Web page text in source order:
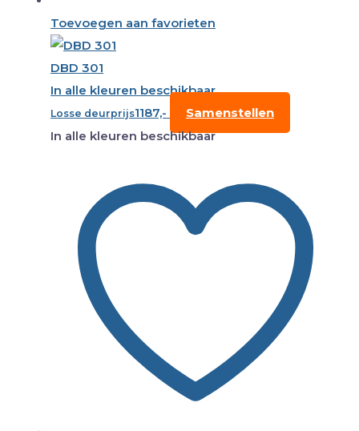
Toevoegen aan favorieten
DBD 301
In alle kleuren beschikbaar
Losse deurprijs1187,-
Samenstellen
In alle kleuren beschikbaar